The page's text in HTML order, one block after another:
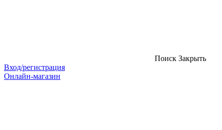
Поиск Закрыть
Вход/регистрация
Онлайн-магазин